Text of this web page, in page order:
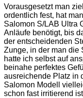
Vorausgesetzt man
ordentlich fest, hat
Salomon S/LAB Ultra
Anläufe benötigt, bis
der entscheidenden
Zunge, in der man die
hatte ich selbst auf
beinahe perfektes
ausreichende Platz in
Salomon Modell
schon fast irritierend